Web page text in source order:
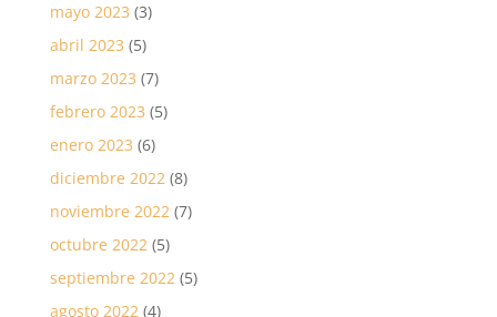
mayo 2023 (3)
abril 2023 (5)
marzo 2023 (7)
febrero 2023 (5)
enero 2023 (6)
diciembre 2022(8)
noviembre 2022(7)
octubre 2022(5)
septiembre 2022(5)
agosto 2022(4)